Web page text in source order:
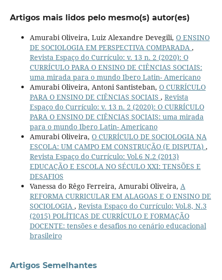
Artigos mais lidos pelo mesmo(s) autor(es)
Amurabi Oliveira, Luiz Alexandre Devegili, O ENSINO
DE SOCIOLOGIA EM PERSPECTIVA COMPARADA ,
Revista Espaço do Currículo: v. 13 n. 2 (2020): O
CURRÍCULO PARA O ENSINO DE CIÊNCIAS SOCIAIS:
uma mirada para o mundo Ibero Latin- Americano
Amurabi Oliveira, Antoni Santisteban, O CURRÍCULO
PARA O ENSINO DE CIÊNCIAS SOCIAIS , Revista
Espaço do Currículo: v. 13 n. 2 (2020): O CURRÍCULO
PARA O ENSINO DE CIÊNCIAS SOCIAIS: uma mirada
para o mundo Ibero Latin- Americano
Amurabi Oliveira, O CURRÍCULO DE SOCIOLOGIA NA
ESCOLA: UM CAMPO EM CONSTRUÇÃO (E DISPUTA) ,
Revista Espaço do Currículo: Vol.6 N.2 (2013)
EDUCAÇÃO E ESCOLA NO SÉCULO XXI: TENSÕES E
DESAFIOS
Vanessa do Rêgo Ferreira, Amurabi Oliveira, A
REFORMA CURRICULAR EM ALAGOAS E O ENSINO DE
SOCIOLOGIA , Revista Espaço do Currículo: Vol.8, N.3
(2015) POLÍTICAS DE CURRÍCULO E FORMAÇÃO
DOCENTE: tensões e desafios no cenário educacional
brasileiro
Artigos Semelhantes